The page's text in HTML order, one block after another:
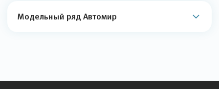
Модельный ряд Автомир